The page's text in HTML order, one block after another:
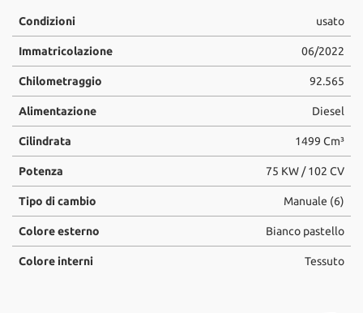
Condizioni usato
Immatricolazione 06/2022
Chilometraggio 92.565
Alimentazione Diesel
Cilindrata 1499 Cm³
Potenza 75 KW / 102 CV
Tipo di cambio Manuale (6)
Colore esterno Bianco pastello
Colore interni Tessuto
Cookie necessari
Cookie delle preferenze
Cookie per il miglioramento dell'esperienza utente
Cookie analitici
Cookie di marketing